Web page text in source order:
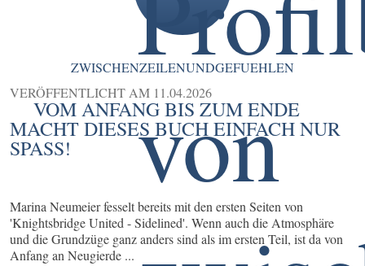
ZWISCHENZEILENUNDGEFUEHLEN
VERÖFFENTLICHT AM 11.04.2026
VOM ANFANG BIS ZUM ENDE
MACHT DIESES BUCH EINFACH NUR
SPASS!
Marina Neumeier fesselt bereits mit den ersten Seiten von
'Knightsbridge United - Sidelined'. Wenn auch die Atmosphäre
und die Grundzüge ganz anders sind als im ersten Teil, ist da von
Anfang an Neugierde ...